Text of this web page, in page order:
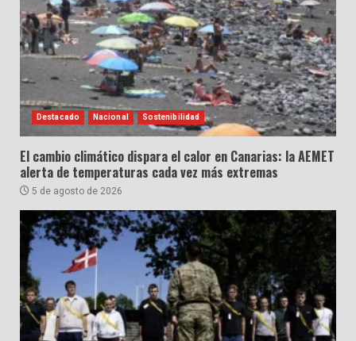
Destacado Nacional Sostenibilidad
El cambio climático dispara el calor en Canarias: la AEMET
alerta de temperaturas cada vez más extremas
5 de agosto de 2026